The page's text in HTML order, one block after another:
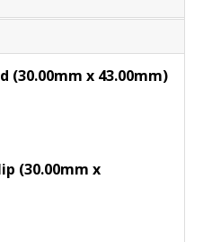
(30.00mm x 43.00mm)
(30.00mm x